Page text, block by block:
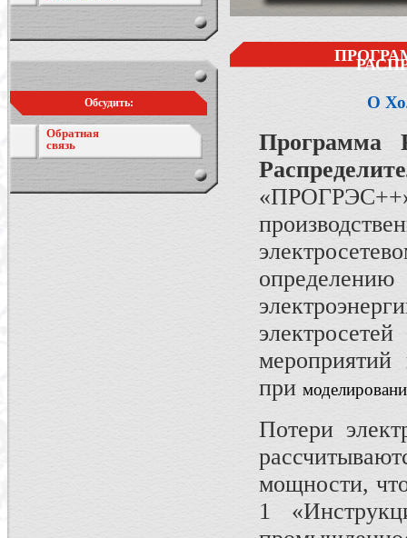
Обсудить:
Обратная
связь
О
Программа
при
Потери
мощности,
1